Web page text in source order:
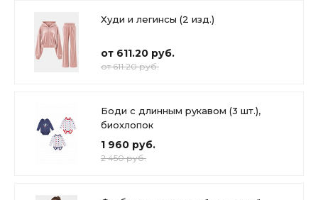
Худи и легинсы (2 изд.)
от 611.20 руб.
от 611.20 руб.
Боди с длинным рукавом (3 шт.),
биохлопок
1 960 руб.
2 450 руб.